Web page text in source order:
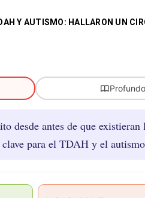
Y AUTISMO: HALLARON UN
desde antes de que
para el TDAH y el